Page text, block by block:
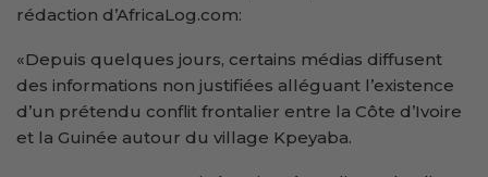
rédaction d’AfricaLog.com:
«Depuis quelques jours, certains médias diffusent
des informations non justifiées alléguant l’existence
d’un prétendu conflit frontalier entre la Côte d’Ivoire
et la Guinée autour du village Kpeyaba.